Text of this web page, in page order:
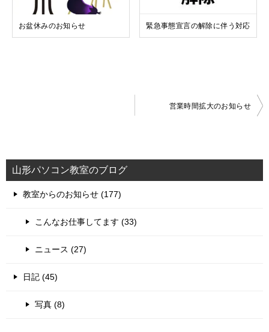
お盆休みのお知らせ 緊急事態宣言の解除に伴う対応
ビ
ゲ
ー
営業時間拡大のお知らせ
山形パソコン教室のブログ
教室からのお知らせ (177)
こんなお仕事してます (33)
ニュース (27)
日記 (45)
写真 (8)